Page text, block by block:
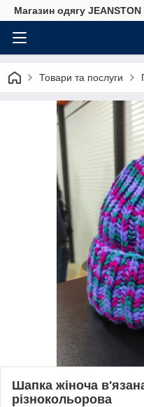
Магазин одягу JEANSTON
Товари та послуги
Шапка жіноча
різнокольорова